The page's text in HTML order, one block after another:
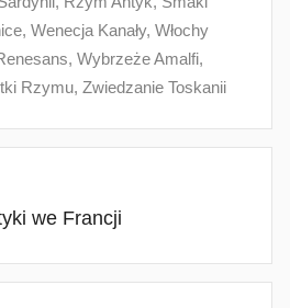
, Wenecja Kanały, Włochy
, Wybrzeże Amalfi,
Rzymu, Zwiedzanie Toskanii
we Francji